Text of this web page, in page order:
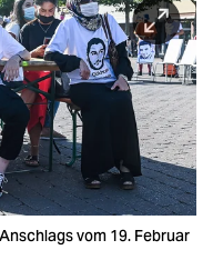
vom 19. Februar